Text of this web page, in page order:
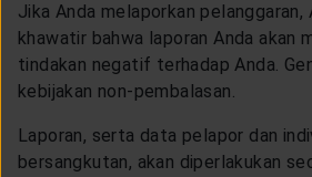
Jika Anda melaporkan pelanggaran,
khawatir bahwa laporan Anda akan
tindakan negatif terhadap Anda.
kebijakan non-pembalasan.
Laporan, serta data pelapor dan
bersangkutan, akan diperlakukan